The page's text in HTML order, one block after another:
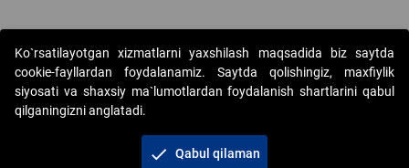
Copyright © 2017-2026. "Elektron onlayn-auksionlarni tashkil etish"
AJ. Barcha huquqlar himoyalangan
Ko`rsatilayotgan xizmatlarni yaxshilash maqsadida biz saytda
cookie-fayllardan foydalanamiz. Saytda qolishingiz, maxfiylik
siyosati va shaxsiy ma`lumotlardan foydalanish shartlarini qabul
qilganingizni anglatadi.
check Qabul qilaman